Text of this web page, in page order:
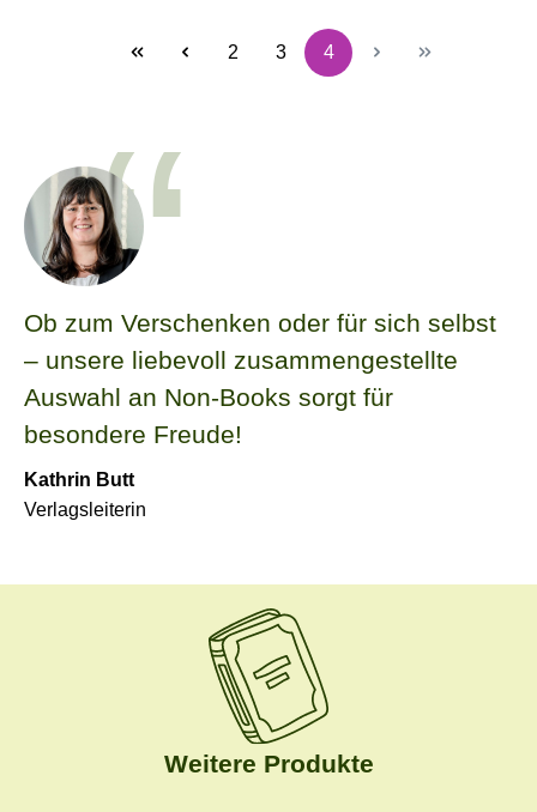
Seite
2
Seite
3
Seite
4
Ob zum Verschenken oder für sich selbst
– unsere liebevoll zusammengestellte
Auswahl an Non-Books sorgt für
besondere Freude!
Kathrin Butt
Verlagsleiterin
Weitere Produkte